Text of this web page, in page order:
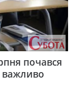
почався
важливо